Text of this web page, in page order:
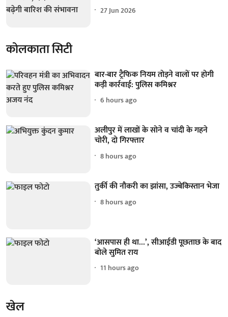
27 Jun 2026
कोलकाता सिटी
बार-बार ट्रैफिक नियम तोड़ने वालों पर होगी
कड़ी कार्रवाई: पुलिस कमिश्नर
6 hours ago
अलीपुर में लाखों के सोने व चांदी के गहने
चोरी, दो गिरफ्तार
8 hours ago
तुर्की की नौकरी का झांसा, उज्बेकिस्तान भेजा
8 hours ago
‘आसपास ही था...’, सीआईडी पूछताछ के बाद
बोले सुमित राय
11 hours ago
खेल